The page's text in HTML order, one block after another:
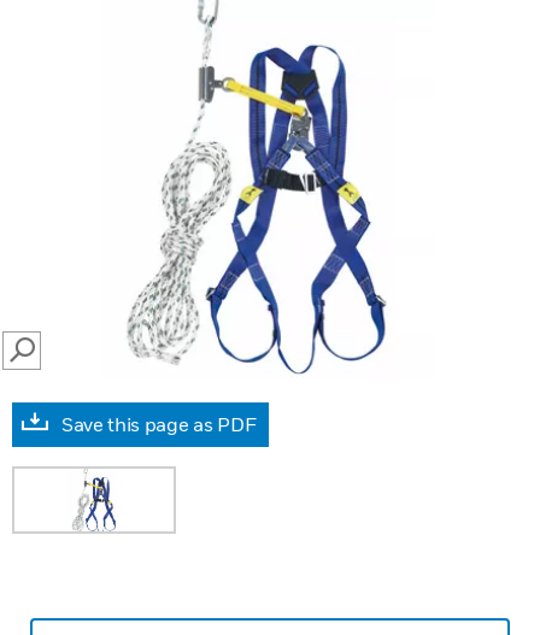
SEARCH
Save this page as PDF